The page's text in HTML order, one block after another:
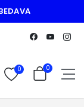
0 0